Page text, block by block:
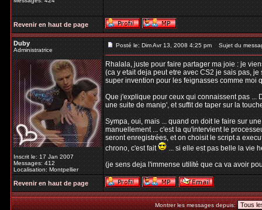
Revenir en haut de page
Duby
Administratrice
Inscrit le: 17 Jan 2007
Messages: 412
Localisation: Montpellier
Posté le: Dim Avr 13, 2008 4:25 pm Sujet du
Rhalala, juste pour faire partager ma joie : je
(ca y etait deja peut etre avec CS2 je sais pas,
super invention pour les feignasses comme moi
Que j'explique pour ceux qui connaissent pas ...
une suite de manip', et suffit de taper sur la
Sympa, oui, mais ... quand on doit le faire sur
manuellement ... c'est la qu'intervient le
seront enregistrées, et on choisit le script a
chrono, c'est fait
... si elle est pas belle la vie
(je sens deja l'immense utilité que ca va avoir
Revenir en haut de page
Montrer les messages depuis: